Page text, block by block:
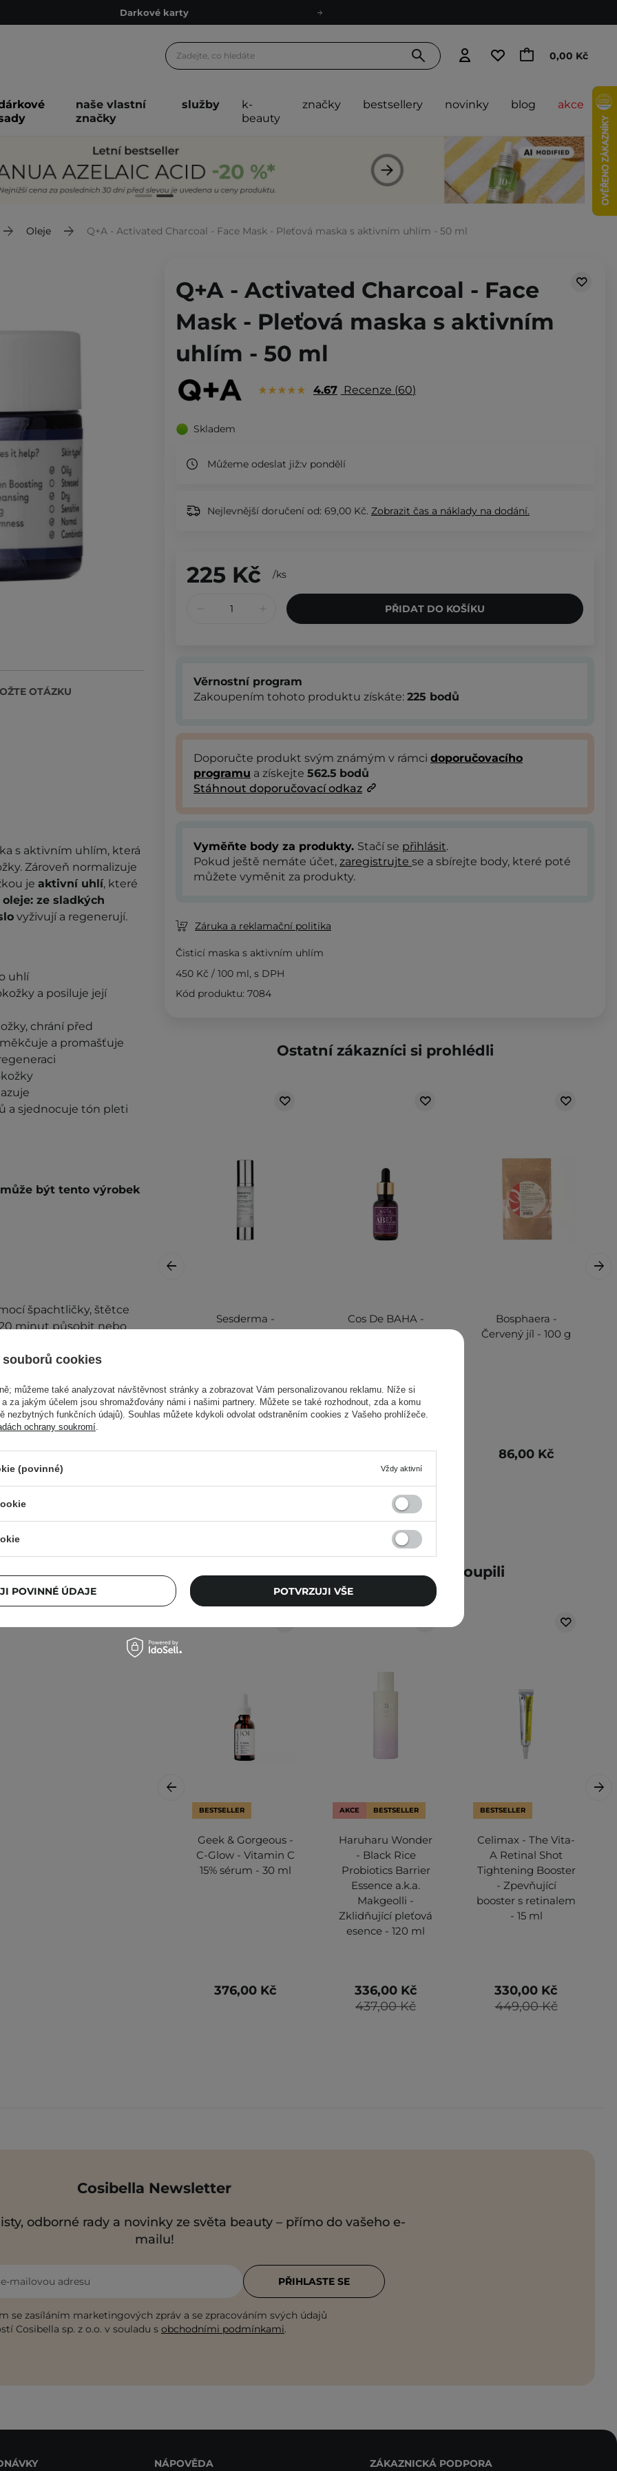
Ekologické balení
Doporučovací Program
Odeslání do 24 hod.
Ekologické balení
0,00 Kč
naše vlastní
značky
služby
k-
beauty
značky bestsellery novinky blog akce
Oleje Q+A - Activated Charcoal - Face Mask - Pleťová maska s aktivním uhlím - 50 ml
OTÁZKU
​​s aktivním uhlím, která
Zároveň normalizuje
je aktivní uhlí, které
oleje: ze sladkých
vyživují a regenerují.
uhlí
a posiluje její
chrání před
a promašťuje
a sjednocuje tón pleti
být tento výrobek
špachtličky, štětce
minut působit nebo
přípravek používat.
místě. Kolísání teplot
informace vždy
Q+A - Activated Charcoal - Face
Mask - Pleťová maska s aktivním
uhlím - 50 ml
4.67 Recenze 60
Skladem
Můžeme odeslat již:v pondělí
Nejlevnější doručení od: 69,00 Kč. Zobrazit čas a náklady na dodání.
225 Kč /ks
PŘIDAT DO KOŠÍKU
Věrnostní program
Zakoupením tohoto produktu získáte: 225 bodů
Doporučte produkt svým známým v rámci doporučovacího
programu a získejte 562.5 bodů
Stáhnout doporučovací odkaz
Vyměňte body za produkty. Stačí se přihlásit.
Pokud ještě nemáte účet, zaregistrujte se a sbírejte body, které poté
můžete vyměnit za produkty.
Záruka a reklamační politika
Čisticí maska ​​s aktivním uhlím
450 Kč / 100 ml, s DPH
Kód produktu: 7084
Ostatní zákazníci si prohlédli
Sesderma -
Acglicolic Classic
gel - 50 ml
1 060,00 Kč
Cos De BAHA -
AHA 30% BHA 2%
30% a BHA 2% - 30
ml
319,00 Kč
Bosphaera -
Červený jíl - 100 g
86,00 Kč
Ostatní zákazníci také zakoupili
BESTSELLER
Geek & Gorgeous -
C-Glow - Vitamin C
15% sérum - 30 ml
376,00 Kč
AKCE BESTSELLER
Haruharu Wonder
- Black Rice
Probiotics Barrier
Essence a.k.a.
Makgeolli -
Zklidňující pleťová
esence - 120 ml
437,00 Kč
336,00 Kč
BESTSELLER
Celimax - The Vita-
A Retinal Shot
Tightening Booster
- Zpevňující
booster s retinalem
- 15 ml
449,00 Kč
330,00 Kč
Cosibella Newsletter
odborné rady a novinky ze světa beauty – přímo do vašeho e-
mailu!
mailovou adresu
se zasíláním marketingových zpráv a se zpracováním svých údajů
Cosibella sp. z o.o. v souladu s obchodními podmínkami.
PŘIHLASTE SE
NÁPOVĚDA ZÁKAZNICKÁ PODPORA
cookies
můžeme také analyzovat návštěvnost stránky a zobrazovat Vám personalizovanou reklamu. Níže si
za jakým účelem jsou shromažďovány námi i našimi partnery. Můžete se také rozhodnout, zda a komu
nezbytných funkčních údajů). Souhlas můžete kdykoli odvolat odstraněním cookies z Vašeho prohlížeče.
ochrany soukromí.
(povinné) Vždy aktivní
POVINNÉ ÚDAJE POTVRZUJI VŠE